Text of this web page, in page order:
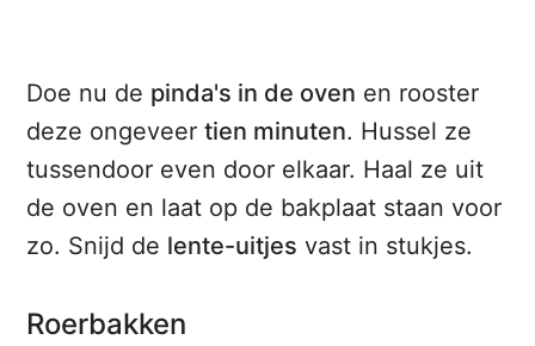
Doe nu de pinda's in de oven en rooster
deze ongeveertien minuten. Hussel ze
tussendoor even door elkaar. Haal ze uit
de oven en laat op de bakplaat staan voor
zo. Snijd de lente-uitjes vast in stukjes.
Roerbakken